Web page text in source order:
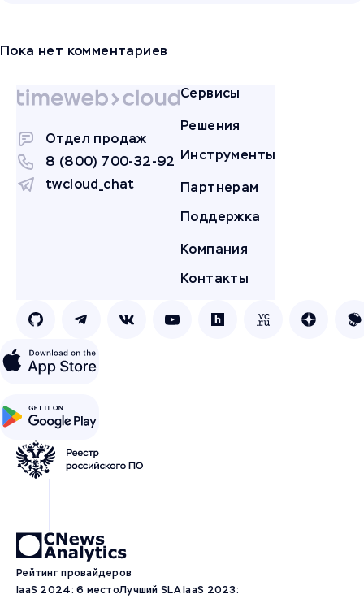
Пока нет комментариев
Отдел продаж
8 (800) 700-32-92
twcloud_chat
Сервисы
Решения
Инструменты
Партнерам
Поддержка
Компания
Контакты
Рейтинг провайдеров
IaaS 2024: 6 местоЛучший SLA IaaS 2023: